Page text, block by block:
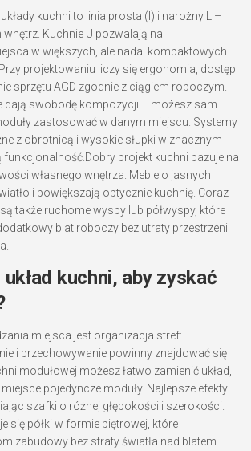
kuchni to linia prosta (I) i narożny L –
Kuchnie U pozwalają na
w większych, ale nadal kompaktowych
projektowaniu liczy się ergonomia, dostęp
sprzętu AGD zgodnie z ciągiem roboczym.
dają swobodę kompozycji – możesz sam
zastosować w danym miejscu. Systemy
z obrotnicą i wysokie słupki w znacznym
projekt kuchni bazuje na
własnego wnętrza. Meble o jasnych
i powiększają optycznie kuchnię. Coraz
także ruchome wyspy lub półwyspy, które
blat roboczy bez utraty przestrzeni
kuchni, aby zyskać
miejsca jest organizacja stref:
i przechowywanie powinny znajdować się
modułowej możesz łatwo zamienić układ,
pojedyncze moduły. Najlepsze efekty
szafki o różnej głębokości i szerokości.
się półki w formie piętrowej, które
zabudowy bez straty światła nad blatem.